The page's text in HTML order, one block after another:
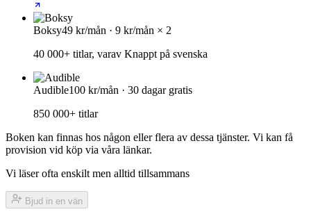
Boksy49 kr/mån · 9 kr/mån × 2
40 000+ titlar, varav Knappt på svenska
Audible100 kr/mån · 30 dagar gratis
850 000+ titlar
Boken kan finnas hos någon eller flera av dessa tjänster. Vi kan få
provision vid köp via våra länkar.
Vi läser ofta enskilt men alltid tillsammans
Bjud in en vän